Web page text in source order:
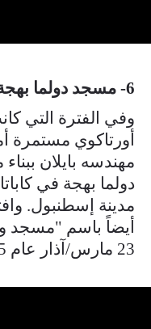
6- مسجد دولما بهجة (Dolmabahçe Camii)
وفي الفترة التي
أورتاكوي مستمرة
مهندسه بايلان
دولما بهجة في
مدينة إسطنبول.
أيضاً باسم "مسجد
23 مارس/آذار عام 1855.